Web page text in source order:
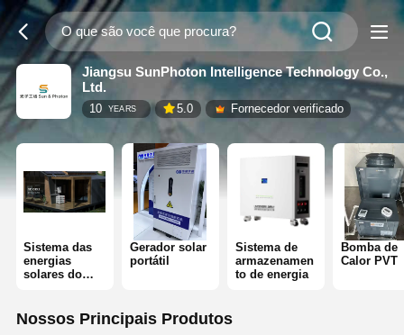
Jiangsu SunPhoton Intelligence Technology Co.,
Ltd.
10 YEARS 5.0 Fornecedor verificado
Sistema das
energias
solares do
Gerador solar
portátil
Sistema de
armazenamen
to de energia
Bomba de
Calor PVT
Nossos Principais Produtos